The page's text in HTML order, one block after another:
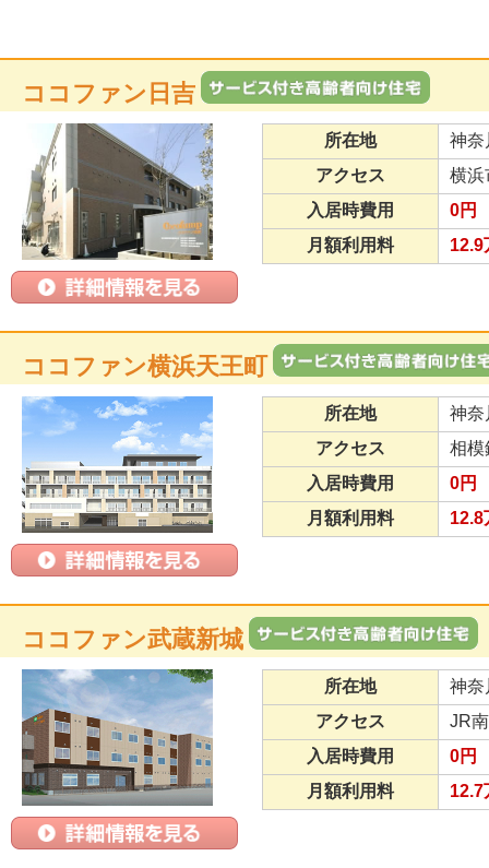
ココファン日吉
所在地
神奈
アクセス
横浜
入居時費用
0円
月額利用料
12.9
ココファン横浜天王町
所在地
神奈
アクセス
相模
入居時費用
0円
月額利用料
12.8
ココファン武蔵新城
所在地
神奈
アクセス
JR
入居時費用
0円
月額利用料
12.7